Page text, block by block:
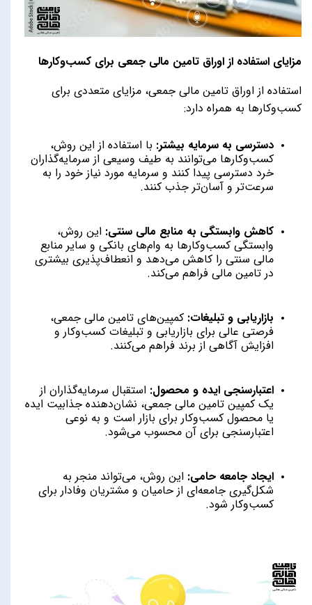
مزایای استفاده از اوراق تامین مالی جمعی برای کسب‌وکارها
استفاده از اوراق تامین مالی جمعی، مزایای متعددی برای
کسب‌وکارها به همراه دارد:
دسترسی به سرمایه بیشتر: با استفاده از این روش،
کسب‌وکارها می‌توانند به طیف وسیعی از سرمایه‌گذاران
خرد دسترسی پیدا کنند و سرمایه مورد نیاز خود را به
سرعت‌تر و آسان‌تر جذب کنند.
کاهش وابستگی به منابع مالی سنتی: این روش،
وابستگی کسب‌وکارها به وام‌های بانکی و سایر منابع
مالی سنتی را کاهش می‌دهد و انعطاف‌پذیری بیشتری
در تامین مالی فراهم می‌کند.
بازاریابی و تبلیغات: کمپین‌های تامین مالی جمعی،
فرصتی عالی برای بازاریابی و تبلیغات کسب‌وکار و
افزایش آگاهی از برند فراهم می‌کنند.
اعتبارسنجی ایده و محصول: استقبال سرمایه‌گذاران از
یک کمپین تامین مالی جمعی، نشان‌دهنده جذابیت ایده
یا محصول کسب‌وکار برای بازار است و به نوعی
اعتبارسنجی برای آن محسوب می‌شود.
ایجاد جامعه حامی: این روش، می‌تواند منجر به
شکل‌گیری جامعه‌ای از حامیان و مشتریان وفادار برای
کسب‌وکار شود.